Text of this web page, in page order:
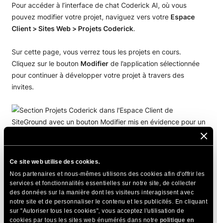
Ce site web utilise des cookies.
Nos partenaires et nous-mêmes utilisons des cookies afin d'offrir les
services et fonctionnalités essentielles sur notre site, de collecter
des données sur la manière dont les visiteurs interagissent avec
notre site et de personnaliser le contenu et les publicités. En cliquant
sur "Autoriser tous les cookies", vous acceptez l'utilisation de
cookies par tous les sites web énumérés dans notre politique en
Pour accéder à l’interface de chat Coderick AI, où vous
pouvez modifier votre projet, naviguez vers votre Espace
Client > Sites Web > Projets Coderick.
Sur cette page, vous verrez tous les projets en cours.
Cliquez sur le bouton Modifier de l’application sélectionnée
pour continuer à développer votre projet à travers des
invites.
PARTAGER CET ARTICLE